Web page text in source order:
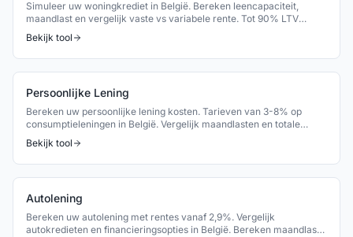
Simuleer uw woningkrediet in België. Bereken leencapaciteit,
maandlast en vergelijk vaste vs variabele rente. Tot 90% LTV
mogelijk.
Bekijk tool
Persoonlijke Lening
Bereken uw persoonlijke lening kosten. Tarieven van 3-8% op
consumptieleningen in België. Vergelijk maandlasten en totale
kosten.
Bekijk tool
Autolening
Bereken uw autolening met rentes vanaf 2,9%. Vergelijk
autokredieten en financieringsopties in België. Bereken maandlast